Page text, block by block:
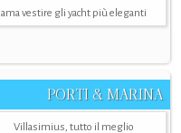
ama vestire gli yacht più eleganti
PORTI & MARINA
Villasimius, tutto il meglio